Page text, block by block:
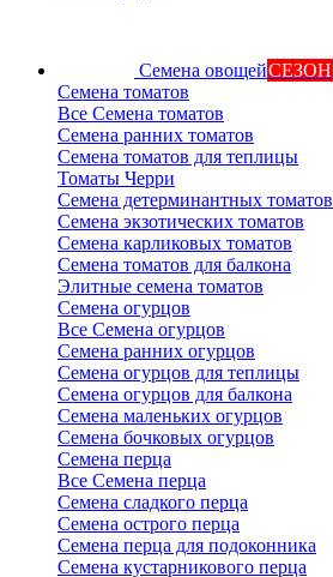
Семена овощейСЕЗОН
Семена томатов
Все Семена томатов
Семена ранних томатов
Семена томатов для теплицы
Томаты Черри
Семена детерминантных томатов
Семена экзотических томатов
Семена карликовых томатов
Семена томатов для балкона
Элитные семена томатов
Семена огурцов
Все Семена огурцов
Семена ранних огурцов
Семена огурцов для теплицы
Семена огурцов для балкона
Семена маленьких огурцов
Семена бочковых огурцов
Семена перца
Все Семена перца
Семена сладкого перца
Семена острого перца
Семена перца для подоконника
Семена кустарникового перца